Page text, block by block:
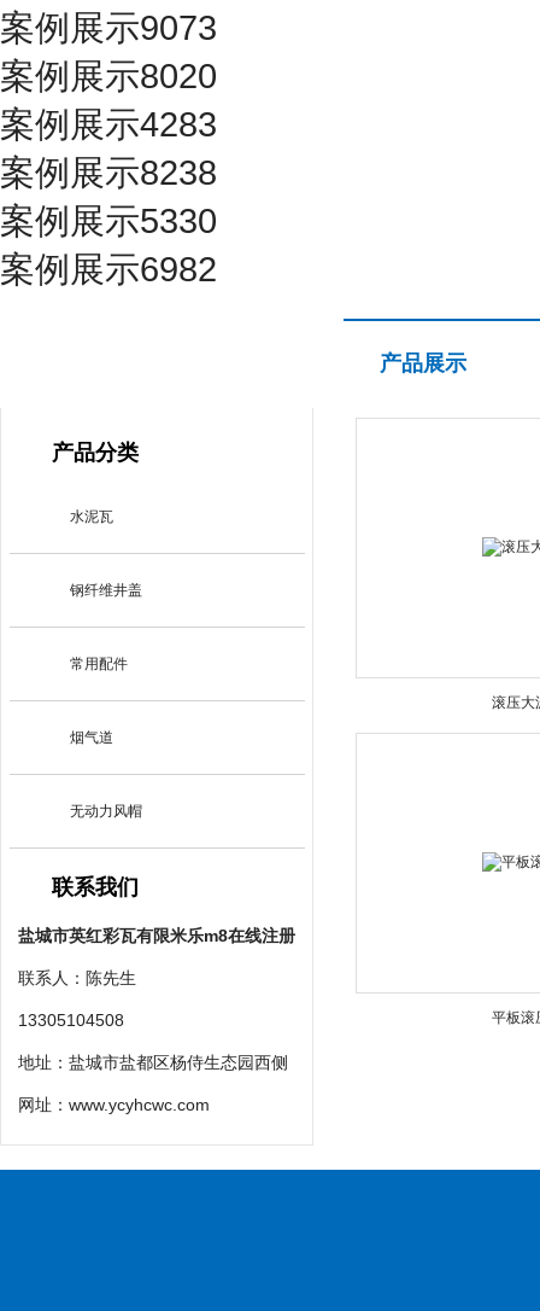
案例展示9073
案例展示8020
案例展示4283
案例展示8238
案例展示5330
案例展示6982
产品分类
水泥瓦
钢纤维井盖
常用配件
烟气道
无动力风帽
联系我们
盐城市英红彩瓦有限米乐m8在线注册
联系人：陈先生
13305104508
地址：盐城市盐都区杨侍生态园西侧
网址： www.ycyhcwc.com
产品展示
滚压大
平板滚